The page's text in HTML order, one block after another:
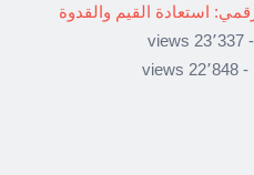
استعادة القيم والقدوة
- 23٬337 views
- 22٬848 views